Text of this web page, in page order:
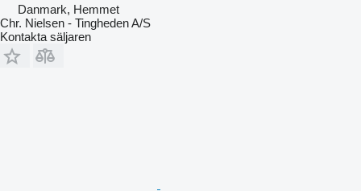
Danmark, Hemmet
Chr. Nielsen - Tingheden A/S
Kontakta säljaren